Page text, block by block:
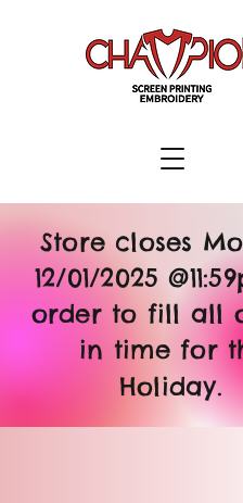
Store closes
12/01/2025
order to fill all
in time for
Holiday.